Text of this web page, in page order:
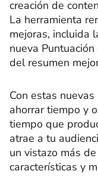
creación de
La herramienta
mejoras, incluida
nueva
del resumen
Con estas
ahorrar tiempo y
tiempo que
atrae a tu
un vistazo más
características y